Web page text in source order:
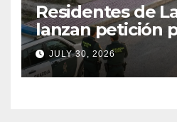
Residentes de
lanzan petición
disminución
servicios básicos
Leader
JULY 30, 2026